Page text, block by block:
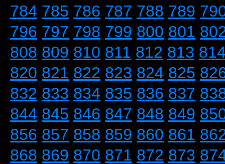
784 785 786 787 788 789
796 797 798 799 800 801
808 809 810 811 812 813
820 821 822 823 824 825
832 833 834 835 836 837
844 845 846 847 848 849
856 857 858 859 860 861
868 869 870 871 872 873